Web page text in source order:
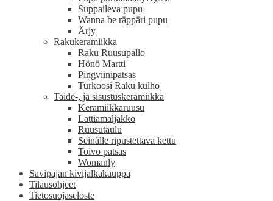
Suppaileva pupu
Wanna be räppäri pupu
Ärjy
Rakukeramiikka
Raku Ruusupallo
Hönö Martti
Pingviinipatsas
Turkoosi Raku kulho
Taide-, ja sisustuskeramiikka
Keramiikkaruusu
Lattiamaljakko
Ruusutaulu
Seinälle ripustettava kettu
Toivo patsas
Womanly
Savipajan kivijalkakauppa
Tilausohjeet
Tietosuojaseloste